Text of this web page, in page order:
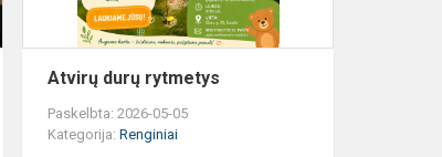
Atvirų durų rytmetys
Paskelbta: 2026-05-05
Kategorija:Renginiai